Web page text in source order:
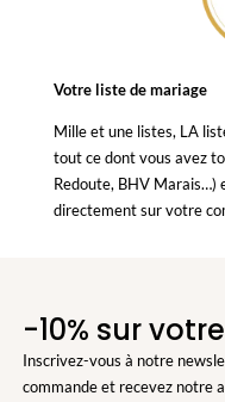
Votre liste de mariage
Mille et une listes, LA
tout ce dont vous avez
Redoute, BHV Marais…)
directement sur votre
-10% sur
Inscrivez-vous à notre
commande et recevez notre